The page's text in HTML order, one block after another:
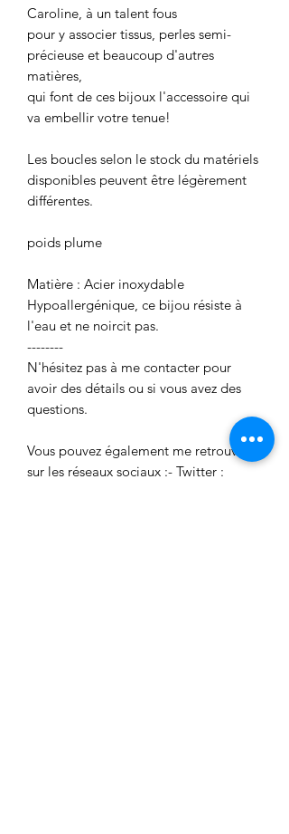
Caroline, à un talent fous
pour y associer tissus, perles semi-
précieuse et beaucoup d'autres
matières,
qui font de ces bijoux l'accessoire qui
va embellir votre tenue!
Les boucles selon le stock du matériels
disponibles peuvent être légèrement
différentes.
poids plume
Matière : Acier inoxydable
Hypoallergénique, ce bijou résiste à
l'eau et ne noircit pas.
--------
N'hésitez pas à me contacter pour
avoir des détails ou si vous avez des
questions.
Vous pouvez également me retrouver
sur les réseaux sociaux :- Twitter :